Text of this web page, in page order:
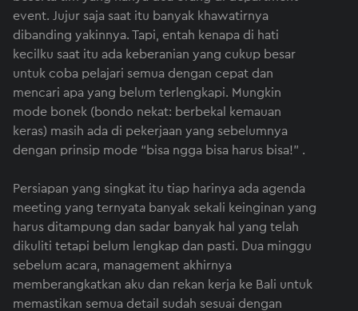
event. Jujur saja saat itu banyak khawatirnya
dibanding yakinnya. Tapi, entah kenapa di hati
kecilku saat itu ada keberanian yang cukup besar
untuk coba pelajari semua dengan cepat dan
mencari apa yang belum terlengkapi. Mungkin
mode bonek (bondo nekat: berbekal kemauan
keras) masih ada di pekerjaan yang sebelumnya
dengan prinsip mode “bisa ngga bisa harus bisa!” .
Persiapan yang singkat itu tiap harinya ada agenda
meeting yang ternyata banyak sekali keinginan yang
harus ditampung dan sadar banyak hal yang telah
dikuliti tetapi belum lengkap dan pasti. Dua minggu
sebelum acara, management akhirnya
memberangkatkan aku dan rekan kerja ke Bali untuk
memastikan semua detail sudah sesuai dengan